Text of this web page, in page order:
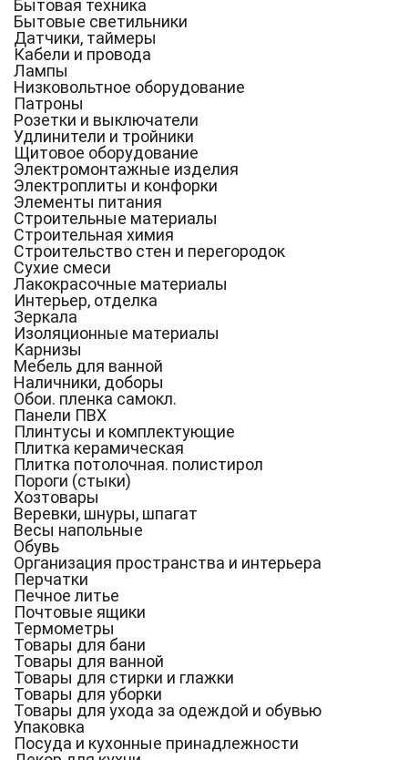
Бытовая техника
Бытовые светильники
Датчики, таймеры
Кабели и провода
Лампы
Низковольтное оборудование
Патроны
Розетки и выключатели
Удлинители и тройники
Щитовое оборудование
Электромонтажные изделия
Электроплиты и конфорки
Элементы питания
Строительные материалы
Строительная химия
Строительство стен и перегородок
Сухие смеси
Лакокрасочные материалы
Интерьер, отделка
Зеркала
Изоляционные материалы
Карнизы
Мебель для ванной
Наличники, доборы
Обои. пленка самокл.
Панели ПВХ
Плинтусы и комплектующие
Плитка керамическая
Плитка потолочная. полистирол
Пороги (стыки)
Хозтовары
Веревки, шнуры, шпагат
Весы напольные
Обувь
Организация пространства и интерьера
Перчатки
Печное литье
Почтовые ящики
Термометры
Товары для бани
Товары для ванной
Товары для стирки и глажки
Товары для уборки
Товары для ухода за одеждой и обувью
Упаковка
Посуда и кухонные принадлежности